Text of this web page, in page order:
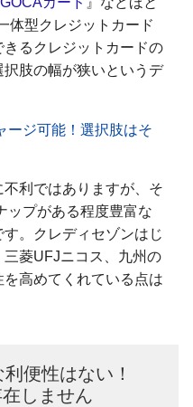
体型クレジットカード
るクレジットカードの
肢の幅が狭いというデ
ージ可能！選択肢はそ
利ではありますが、そ
ップがある程度豊富な
。クレディセゾンはじ
菱UFJニコス、九州の
高めてくれている点は
利便性はない！
しません